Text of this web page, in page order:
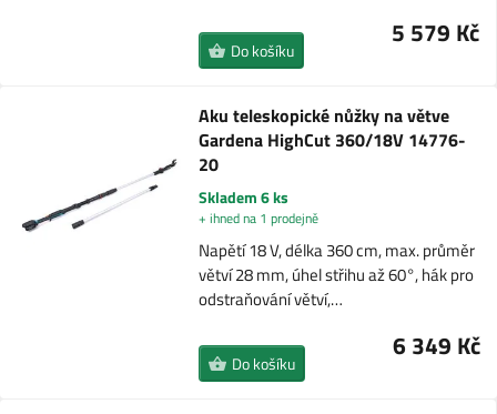
5 579 Kč
Do košíku
Aku teleskopické nůžky na větve
Gardena HighCut 360/18V 14776-
20
Skladem 6 ks
+ ihned na 1 prodejně
Napětí 18 V, délka 360 cm, max. průměr
větví 28 mm, úhel střihu až 60°, hák pro
odstraňování větví,…
6 349 Kč
Do košíku